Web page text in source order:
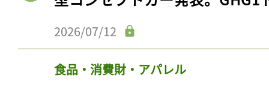
2026/07/12
食品・消費財・アパレル